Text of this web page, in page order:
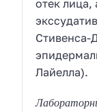
отек
Стивенса-
Лайелла).